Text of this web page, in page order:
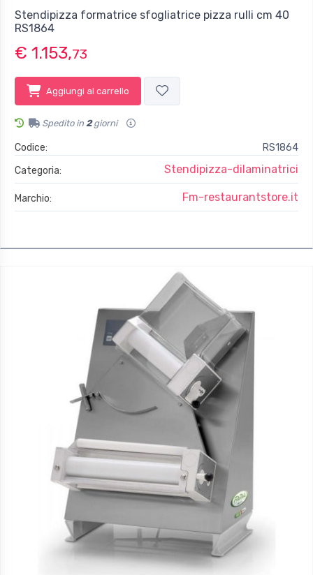
Stendipizza formatrice sfogliatrice pizza rulli cm 40
RS1864
€ 1.153,73
Aggiungi al carrello
Spedito in 2giorni
Codice:
RS1864
Categoria:
Stendipizza-dilaminatrici
Marchio: Fm-restaurantstore.it